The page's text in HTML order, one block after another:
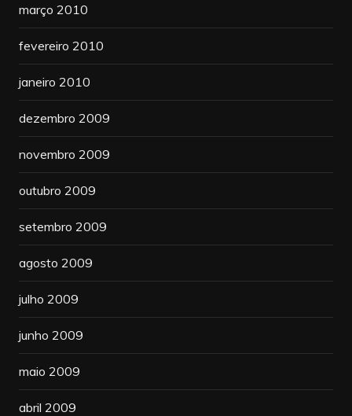
março 2010
fevereiro 2010
janeiro 2010
dezembro 2009
novembro 2009
outubro 2009
setembro 2009
agosto 2009
julho 2009
junho 2009
maio 2009
abril 2009